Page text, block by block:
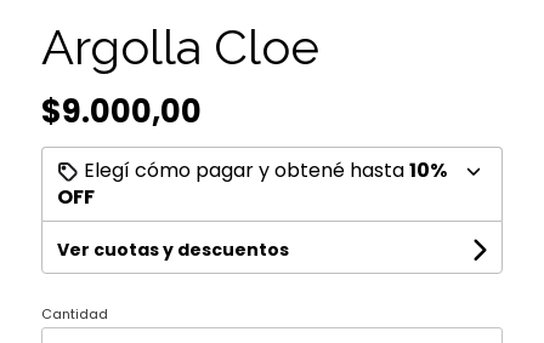
Argolla Cloe
$9.000,00
Elegí cómo pagar y obtené hasta10%
OFF
Ver cuotas y descuentos
Cantidad